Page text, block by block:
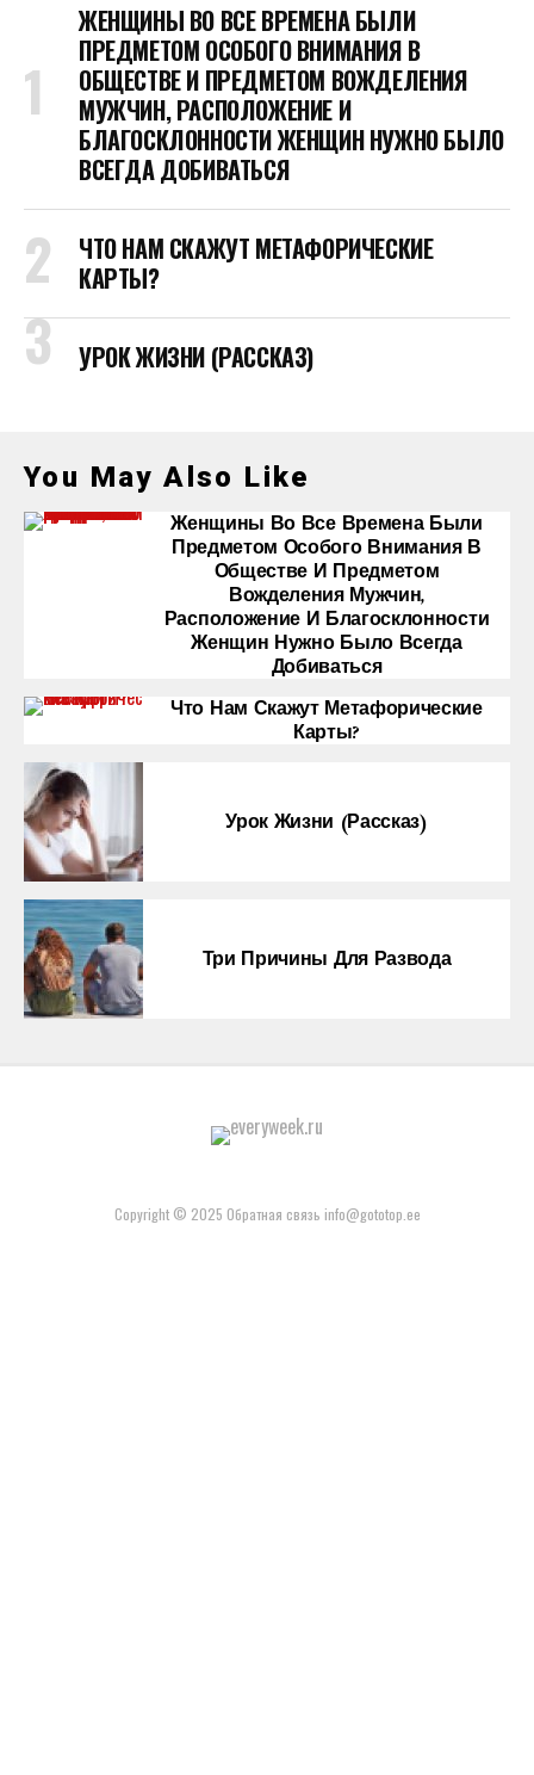
ЖЕНЩИНЫ ВО ВСЕ ВРЕМЕНА БЫЛИ
ПРЕДМЕТОМ ОСОБОГО ВНИМАНИЯ В
ОБЩЕСТВЕ И ПРЕДМЕТОМ ВОЖДЕЛЕНИЯ
МУЖЧИН, РАСПОЛОЖЕНИЕ И
БЛАГОСКЛОННОСТИ ЖЕНЩИН НУЖНО БЫЛО
ВСЕГДА ДОБИВАТЬСЯ
ЧТО НАМ СКАЖУТ МЕТАФОРИЧЕСКИЕ
КАРТЫ?
УРОК ЖИЗНИ (РАССКАЗ)
You May Also Like
Женщины Во Все Времена Были
Предметом Особого Внимания В
Обществе И Предметом
Вожделения Мужчин,
Расположение И Благосклонности
Женщин Нужно Было Всегда
Добиваться
Что Нам Скажут Метафорические
Карты?
Урок Жизни (рассказ)
Три Причины Для Развода
Copyright © 2025 Обратная связь info@gototop.ee